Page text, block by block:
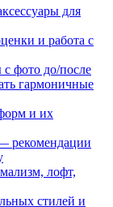
для
и работа с
фото до/после
гармоничные
и их
рекомендации
лофт,
стилей и